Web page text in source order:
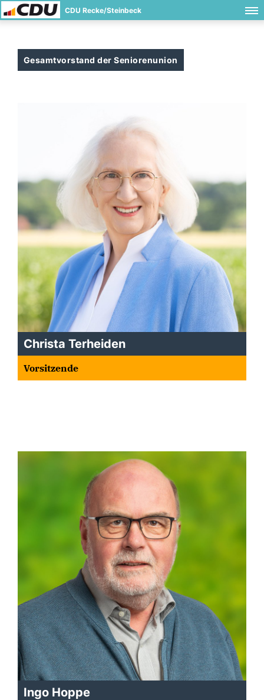
CDU Recke/Steinbeck
Gesamtvorstand der Seniorenunion
Christa Terheiden
Vorsitzende
Ingo Hoppe